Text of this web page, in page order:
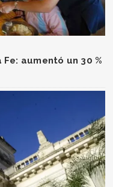
aumentó un 30 %